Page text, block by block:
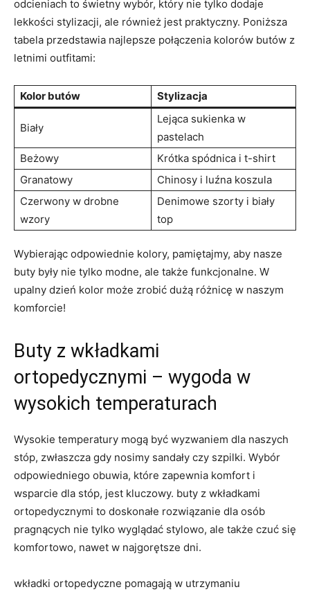
odcieniach to świetny wybór, który nie tylko dodaje⁣
lekkości stylizacji, ale również jest praktyczny. Poniższa
tabela ⁣przedstawia najlepsze połączenia kolorów butów‌ z
letnimi outfitami:
Kolor ⁤butów Stylizacja
Biały
Lejąca ⁢sukienka w ​
pastelach
Beżowy
Krótka spódnica i t-shirt
Granatowy
Chinosy i luźna ⁣koszula
Czerwony w drobne
wzory
Denimowe szorty‌ i​ biały
top
Wybierając odpowiednie kolory, pamiętajmy, aby nasze
buty⁤ były nie tylko modne, ⁤ale także funkcjonalne. W
upalny dzień kolor może zrobić dużą różnicę w‌ naszym
komforcie!
Buty z wkładkami
ortopedycznymi – wygoda w
wysokich temperaturach
Wysokie ​temperatury ​mogą być wyzwaniem dla naszych
stóp, zwłaszcza gdy nosimy sandały ⁢czy ⁤szpilki. Wybór‍
odpowiedniego obuwia,⁣ które zapewnia ⁢komfort⁢ i
wsparcie dla stóp, ⁢jest kluczowy. buty z wkładkami
ortopedycznymi to ⁢doskonałe rozwiązanie dla osób
pragnących nie tylko wyglądać stylowo, ale także ​czuć się
‌komfortowo, nawet ‍w najgorętsze dni.
wkładki ortopedyczne⁢ pomagają ⁤w utrzymaniu‌